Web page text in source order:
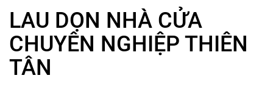
LAU DỌN NHÀ CỬA
CHUYÊN NGHIỆP THIÊN
TÂN